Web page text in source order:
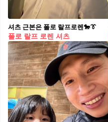
셔츠 근본은 폴로 랄프로렌🐎👔⁠
폴로 랄프 로렌 셔츠